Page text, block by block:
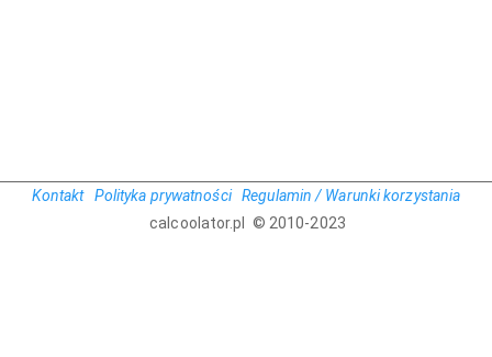
Kontakt Polityka prywatności Regulamin / Warunki korzystania
calcoolator.pl © 2010-2023